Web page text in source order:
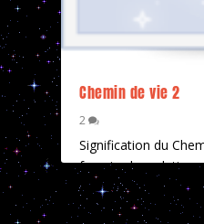
Chemin de vie 2
2
Signification du
favorise les relations
EN SAVOIR PLUS